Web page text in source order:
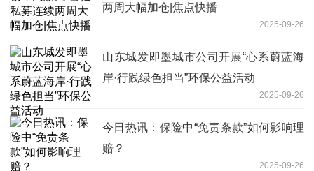
两周大幅加仓|焦点快播
2025-09-26
山东城发即墨城市公司开展“心系蔚蓝海
岸·行践绿色担当”环保公益活动
2025-09-26
今日热讯：保险中“免责条款”如何影响理
赔？
2025-09-26